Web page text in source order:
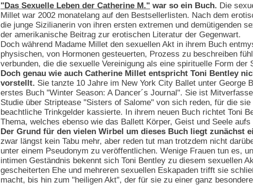
"Das Sexuelle Leben der Catherine M." war so ein Buch. Die
Millet war 2002 monatelang auf den Bestsellerlisten. Nach dem
die junge Sizilianerin von ihren ersten extremen und demütigenden
der amerikanische Beitrag zur erotischen Literatur der Gegenwart.
Doch während Madame Millet den sexuellen Akt in ihrem Buch
physischen, von Hormonen gesteuerten, Prozess zu beschreiben
verbunden, die die sexuelle Vereinigung als eine spirituelle Form der
Doch genau wie auch Catherine Millet entspricht Toni Bentley
vorstellt. Sie tanzte 10 Jahre im New York City Ballet unter George
erstes Buch "Winter Season: A Dancer´s Journal". Sie ist
Studie über Striptease "Sisters of Salome" von sich reden, für die
beachtliche Trinkgelder kassierte. In ihrem neuen Buch richtet Toni
Thema, welches ebenso wie das Ballett Körper, Geist und Seele
Der Grund für den vielen Wirbel um dieses Buch liegt zunächst
zwar längst kein Tabu mehr, aber reden tut man trotzdem nicht
unter einem Pseudonym zu veröffentlichen. Wenige Frauen tun es,
intimen Geständnis bekennt sich Toni Bentley zu diesem sexuellen
gescheiterten Ehe und mehreren sexuellen Eskapaden trifft sie
macht, bis hin zum "heiligen Akt", der für sie zu einer ganz